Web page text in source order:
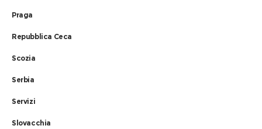
Praga
Repubblica Ceca
Scozia
Serbia
Servizi
Slovacchia